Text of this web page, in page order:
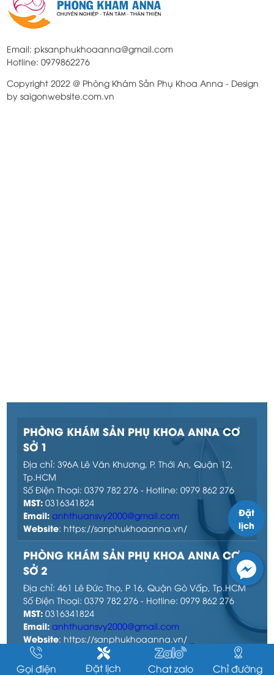
Email: pksanphukhoaanna@gmail.com
Hotline: 0979862276
Copyright 2022 @ Phòng Khám Sản Phụ Khoa Anna - Design
by saigonwebsite.com.vn
PHÒNG KHÁM SẢN PHỤ KHOA ANNA CƠ
SỞ 1
Địa chỉ: 396A Lê Văn Khương, P. Thới An, Quận 12,
Tp.HCM
Số Điện Thoại: 0379 782 276 - Hotline: 0979 862 276
MST:0316341824
Email:anhthuansvy2000@gmail.com
Website: https://sanphukhoaanna.vn/
PHÒNG KHÁM SẢN PHỤ KHOA ANNA CƠ
SỞ 2
Địa chỉ: 461 Lê Đức Thọ, P 16, Quận Gò Vấp, Tp.HCM
Số Điện Thoại: 0379 782 276 - Hotline: 0979 862 276
MST:0316341824
Email:anhthuansvy2000@gmail.com
Website: https://sanphukhoaanna.vn/
PHÒNG KHÁM SẢN PHỤ KHOA ANNA CƠ
Đặt
lịch
Gọi điện Đặt lịch Chat zalo Chỉ đường